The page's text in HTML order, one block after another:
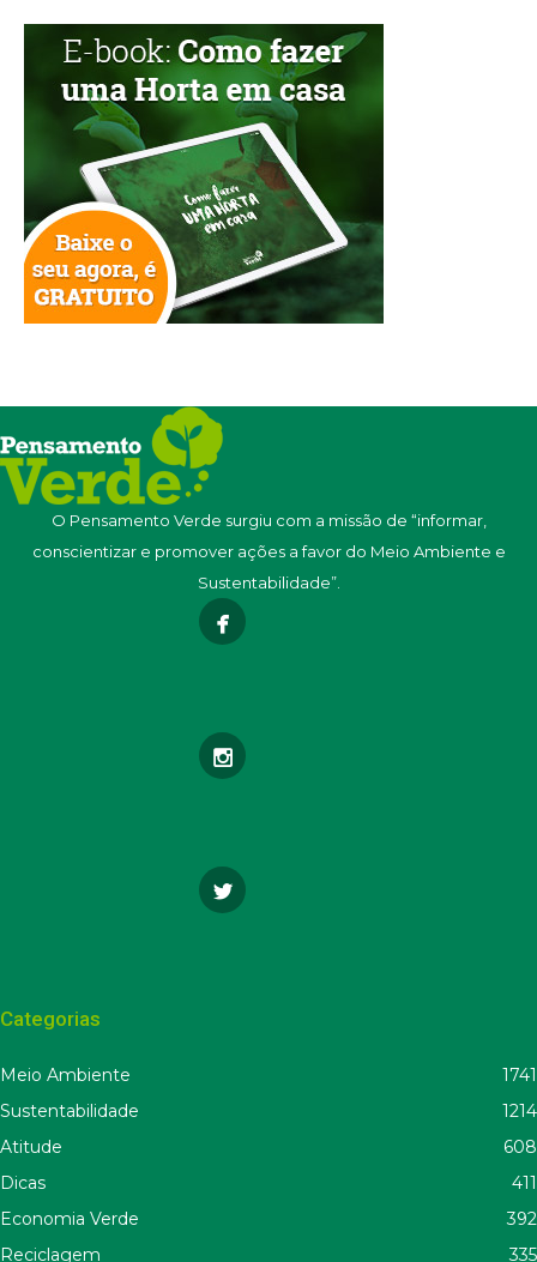
O Pensamento Verde surgiu com a missão de “informar,
conscientizar e promover ações a favor do Meio Ambiente e
Sustentabilidade”.
Categorias
Meio Ambiente
1741
Sustentabilidade
1214
Atitude
608
Dicas
411
Economia Verde
392
Reciclagem
335